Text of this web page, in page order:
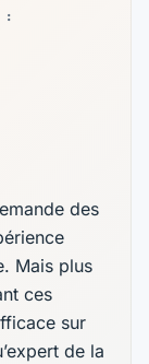
:
des
Mais plus
ces
sur
de la